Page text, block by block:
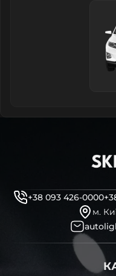
+38 093 426-0000
м.